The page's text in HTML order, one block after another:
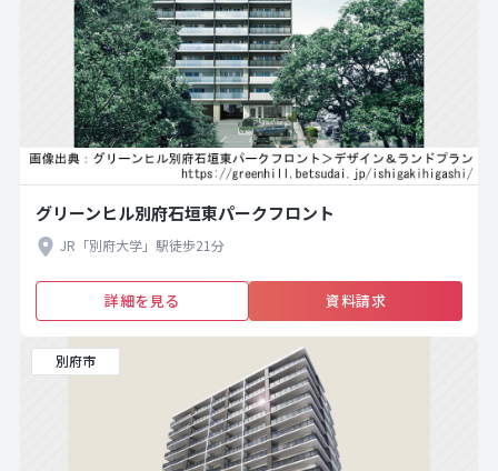
グリーンヒル別府石垣東パークフロント
JR「別府大学」駅徒歩21分
詳細を見る 資料請求
別府市